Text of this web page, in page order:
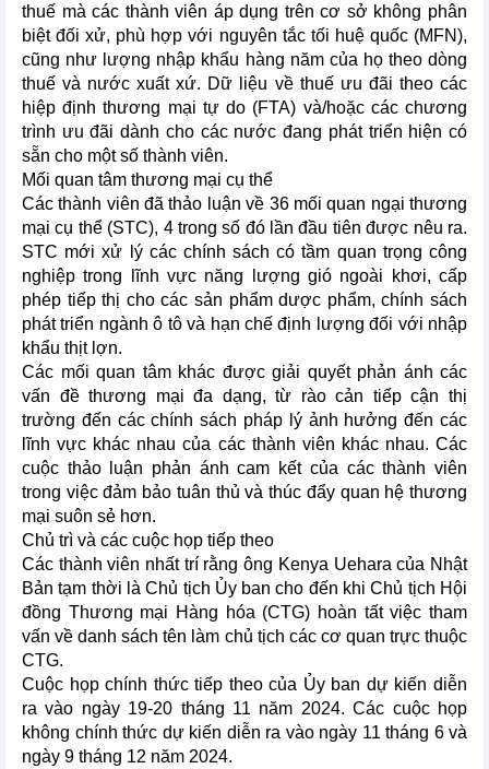
thuế mà các thành viên áp dụng trên cơ sở không phân
biệt đối xử, phù hợp với nguyên tắc tối huệ quốc (MFN),
cũng như lượng nhập khẩu hàng năm của họ theo dòng
thuế và nước xuất xứ. Dữ liệu về thuế ưu đãi theo các
hiệp định thương mại tự do (FTA) và/hoặc các chương
trình ưu đãi dành cho các nước đang phát triển hiện có
sẵn cho một số thành viên.
Mối quan tâm thương mại cụ thể
Các thành viên đã thảo luận về 36 mối quan ngại thương
mại cụ thể (STC), 4 trong số đó lần đầu tiên được nêu ra.
STC mới xử lý các chính sách có tầm quan trọng công
nghiệp trong lĩnh vực năng lượng gió ngoài khơi, cấp
phép tiếp thị cho các sản phẩm dược phẩm, chính sách
phát triển ngành ô tô và hạn chế định lượng đối với nhập
khẩu thịt lợn.
Các mối quan tâm khác được giải quyết phản ánh các
vấn đề thương mại đa dạng, từ rào cản tiếp cận thị
trường đến các chính sách pháp lý ảnh hưởng đến các
lĩnh vực khác nhau của các thành viên khác nhau. Các
cuộc thảo luận phản ánh cam kết của các thành viên
trong việc đảm bảo tuân thủ và thúc đẩy quan hệ thương
mại suôn sẻ hơn.
Chủ trì và các cuộc họp tiếp theo
Các thành viên nhất trí rằng ông Kenya Uehara của Nhật
Bản tạm thời là Chủ tịch Ủy ban cho đến khi Chủ tịch Hội
đồng Thương mại Hàng hóa (CTG) hoàn tất việc tham
vấn về danh sách tên làm chủ tịch các cơ quan trực thuộc
CTG.
Cuộc họp chính thức tiếp theo của Ủy ban dự kiến diễn
ra vào ngày 19-20 tháng 11 năm 2024. Các cuộc họp
không chính thức dự kiến diễn ra vào ngày 11 tháng 6 và
ngày 9 tháng 12 năm 2024.